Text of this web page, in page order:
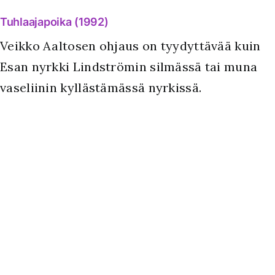
Tuhlaajapoika (1992)
Veikko Aaltosen ohjaus on tyydyttävää kuin
Esan nyrkki Lindströmin silmässä tai muna
vaseliinin kyllästämässä nyrkissä.